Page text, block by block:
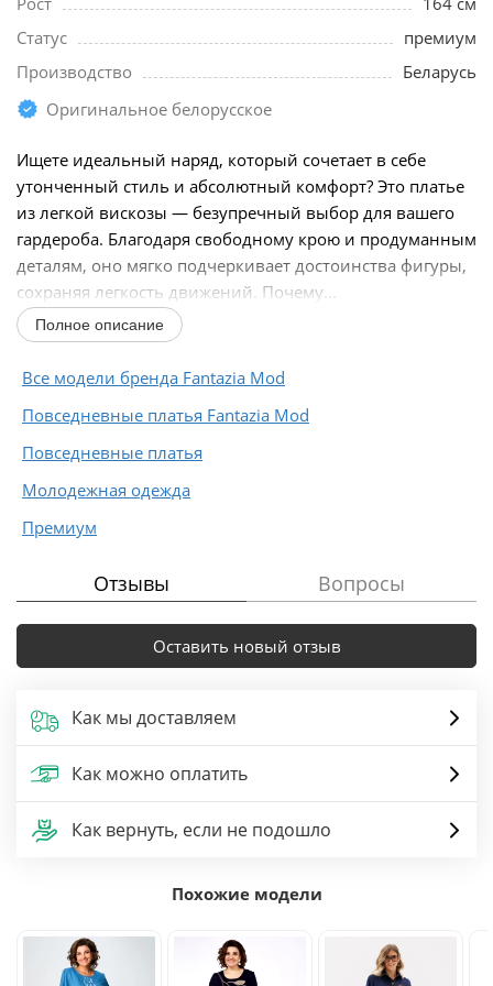
Статус
премиум
Производство
Беларусь
Оригинальное белорусское
Ищете идеальный наряд, который сочетает в себе
утонченный стиль и абсолютный комфорт? Это платье
из легкой вискозы — безупречный выбор для вашего
гардероба. Благодаря свободному крою и продуманным
деталям, оно мягко подчеркивает достоинства фигуры,
сохраняя легкость движений. Почему...
Полное описание
Все модели бренда Fantazia Mod
Повседневные платья Fantazia Mod
Повседневные платья
Молодежная одежда
Премиум
Отзывы Вопросы
Оставить новый отзыв
Как мы доставляем
Как можно оплатить
Как вернуть, если не подошло
Похожие модели